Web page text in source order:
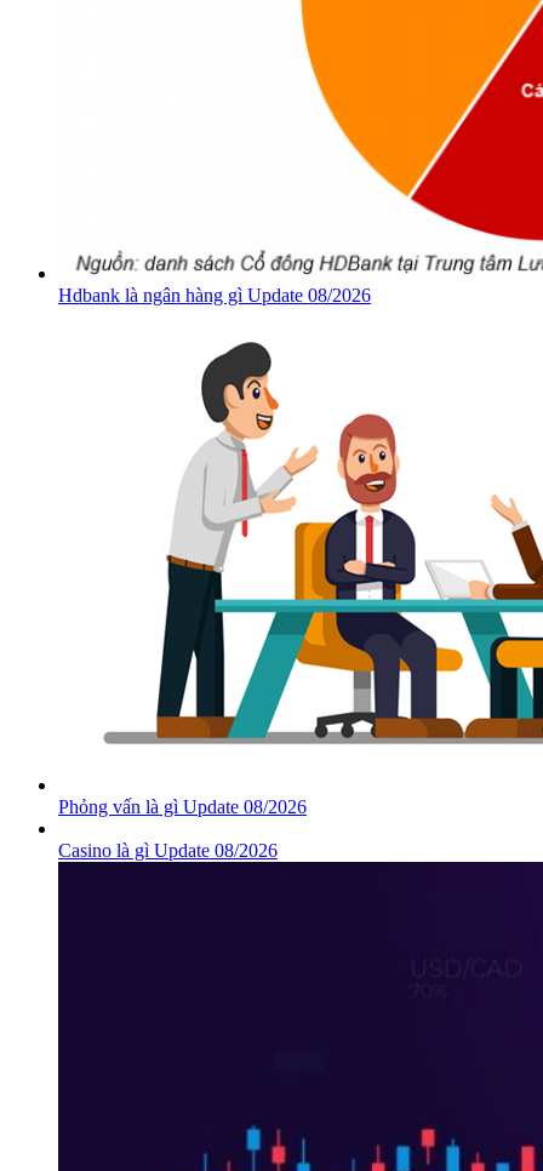
Hdbank là ngân hàng gì Update 08/2026
Phỏng vấn là gì Update 08/2026
Casino là gì Update 08/2026